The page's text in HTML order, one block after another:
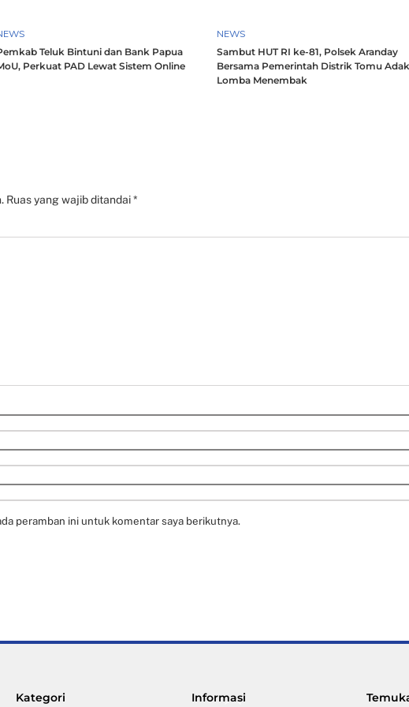
Teluk Bintuni dan Bank Papua
Perkuat PAD Lewat Sistem Online
NEWS
Sambut HUT RI ke-81, Polsek Aranday
Bersama Pemerintah Distrik Tomu
Lomba Menembak
Ruas yang wajib ditandai*
peramban ini untuk komentar saya berikutnya.
Back
Kategori Informasi